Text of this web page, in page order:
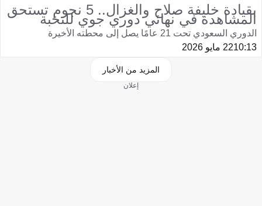
بقيادة خليفة صلاح والغزال.. 5 نجوم تستحق
المشاهدة في نهائي دوري جوي للنخبة
الدوري السعودي تحت 21 عامًا يصل إلى محطته الأخيرة
10:1322 مايو 2026
المزيد من الأخبار
إعلان